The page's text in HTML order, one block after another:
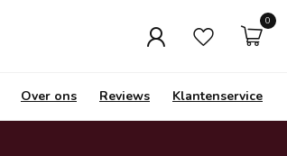
0
Over ons Reviews Klantenservice